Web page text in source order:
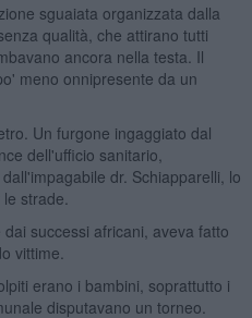
sguaiata organizzata dalla
qualità, che attirano tutti
ancora nella testa. Il
meno onnipresente da un
Un furgone ingaggiato dal
dell'ufficio sanitario,
dr. Schiapparelli, lo
strade.
successi africani, aveva fatto
vittime.
erano i bambini, soprattutto i
disputavano un torneo.